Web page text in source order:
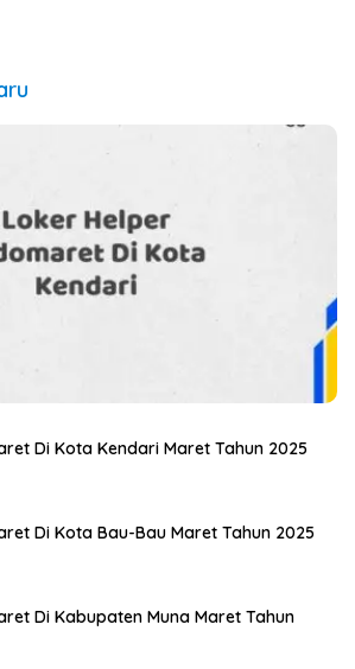
Di Kota Kendari Maret Tahun 2025
Di Kota Bau-Bau Maret Tahun 2025
Di Kabupaten Muna Maret Tahun